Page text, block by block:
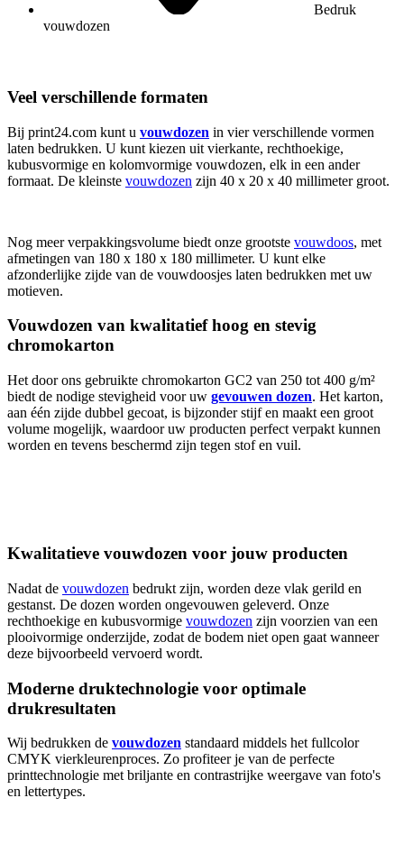
Bedruk
vouwdozen
Veel verschillende formaten
Bij print24.com kunt u vouwdozen in vier verschillende vormen
laten bedrukken. U kunt kiezen uit vierkante, rechthoekige,
kubusvormige en kolomvormige vouwdozen, elk in een ander
formaat. De kleinste vouwdozen zijn 40 x 20 x 40 millimeter groot.
Nog meer verpakkingsvolume biedt onze grootste vouwdoos, met
afmetingen van 180 x 180 x 180 millimeter. U kunt elke
afzonderlijke zijde van de vouwdoosjes laten bedrukken met uw
motieven.
Vouwdozen van kwalitatief hoog en stevig
chromokarton
Het door ons gebruikte chromokarton GC2 van 250 tot 400 g/m²
biedt de nodige stevigheid voor uw gevouwen dozen. Het karton,
aan één zijde dubbel gecoat, is bijzonder stijf en maakt een groot
volume mogelijk, waardoor uw producten perfect verpakt kunnen
worden en tevens beschermd zijn tegen stof en vuil.
Kwalitatieve vouwdozen voor jouw producten
Nadat de vouwdozen bedrukt zijn, worden deze vlak gerild en
gestanst. De dozen worden ongevouwen geleverd. Onze
rechthoekige en kubusvormige vouwdozen zijn voorzien van een
plooivormige onderzijde, zodat de bodem niet open gaat wanneer
deze bijvoorbeeld vervoerd wordt.
Moderne druktechnologie voor optimale
drukresultaten
Wij bedrukken de vouwdozen standaard middels het fullcolor
CMYK vierkleurenproces. Zo profiteer je van de perfecte
printtechnologie met briljante en contrastrijke weergave van foto's
en lettertypes.